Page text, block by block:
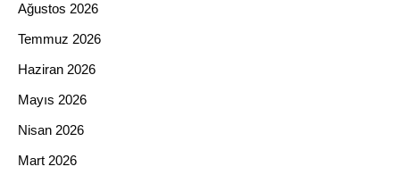
Ağustos 2026
Temmuz 2026
Haziran 2026
Mayıs 2026
Nisan 2026
Mart 2026